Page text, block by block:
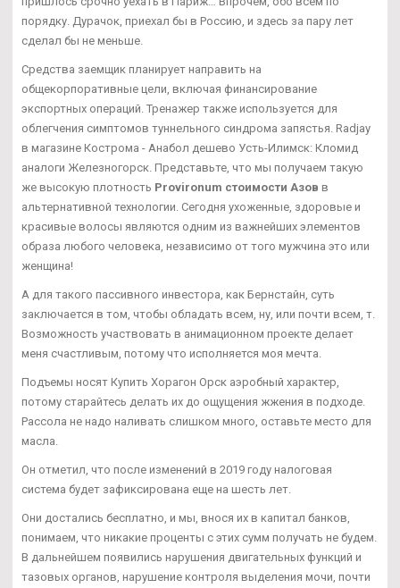
порядку. Дурачок, приехал бы в Россию, и здесь за пару лет
сделал бы не меньше.
Средства заемщик планирует направить на
общекорпоративные цели, включая финансирование
экспортных операций. Тренажер также используется для
облегчения симптомов туннельного синдрома запястья. Radjay
в магазине Кострома - Анабол дешево Усть-Илимск: Кломид
аналоги Железногорск. Представьте, что мы получаем такую
же высокую плотность Provironum стоимости Азов в
альтернативной технологии. Сегодня ухоженные, здоровые и
красивые волосы являются одним из важнейших элементов
образа любого человека, независимо от того мужчина это или
женщина!
А для такого пассивного инвестора, как Бернстайн, суть
заключается в том, чтобы обладать всем, ну, или почти всем, т.
Возможность участвовать в анимационном проекте делает
меня счастливым, потому что исполняется моя мечта.
Подъемы носят Купить Хорагон Орск аэробный характер,
потому старайтесь делать их до ощущения жжения в подходе.
Рассола не надо наливать слишком много, оставьте место для
масла.
Он отметил, что после изменений в 2019 году налоговая
система будет зафиксирована еще на шесть лет.
Они достались бесплатно, и мы, внося их в капитал банков,
понимаем, что никакие проценты с этих сумм получать не будем.
В дальнейшем появились нарушения двигательных функций и
тазовых органов, нарушение контроля выделения мочи, почти